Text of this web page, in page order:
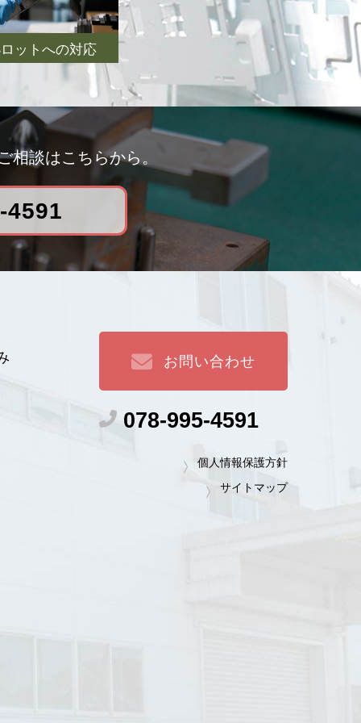
ットへの対応
相談はこちらから。
4591
お問い合わせ
078-995-4591
個人情報保護方針
サイトマップ